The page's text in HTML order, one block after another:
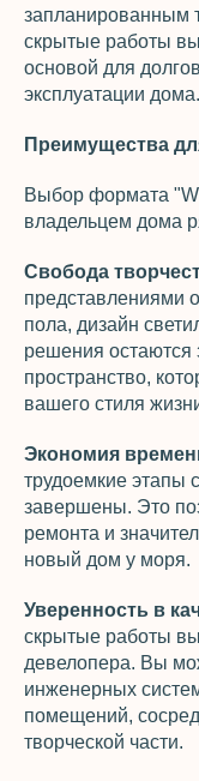
запланированным
скрытые работы
основой для
эксплуатации дома.
Преимущества
Выбор формата
владельцем дома
Свобода
представлениями
пола, дизайн
решения остаются
пространство,
вашего стиля
Экономия
трудоемкие этапы
завершены. Это
ремонта и
новый дом у моря.
Уверенность в
скрытые работы
девелопера. Вы
инженерных
помещений,
творческой части.